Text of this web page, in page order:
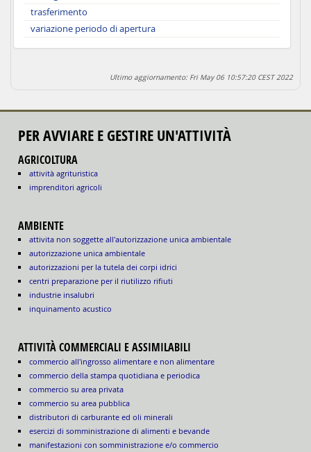
trasferimento
variazione periodo di apertura
Ultimo aggiornamento: Fri May 06 10:57:20 CEST 2022
PER AVVIARE E GESTIRE UN'ATTIVITÀ
AGRICOLTURA
attività agrituristica
imprenditori agricoli
AMBIENTE
attivita non soggette all'autorizzazione unica ambientale
autorizzazione unica ambientale
autorizzazioni per la tutela dei corpi idrici
centri preparazione per il riutilizzo rifiuti
industrie insalubri
inquinamento acustico
ATTIVITÀ COMMERCIALI E ASSIMILABILI
commercio all'ingrosso alimentare e non alimentare
commercio della stampa quotidiana e periodica
commercio su area privata
commercio su area pubblica
distributori di carburante ed oli minerali
esercizi di somministrazione di alimenti e bevande
manifestazioni con somministrazione e/o commercio